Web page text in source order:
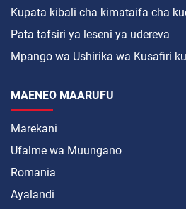
Kupata kibali cha kimataifa cha
Pata tafsiri ya leseni ya udereva
Mpango wa Ushirika wa Kusafiri
MAENEO MAARUFU
Marekani
Ufalme wa Muungano
Romania
Ayalandi